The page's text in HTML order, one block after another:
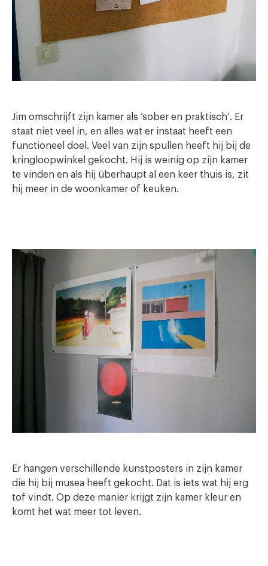
Jim omschrijft zijn kamer als ‘sober en praktisch’. Er
staat niet veel in, en alles wat er instaat heeft een
functioneel doel. Veel van zijn spullen heeft hij bij de
kringloopwinkel gekocht. Hij is weinig op zijn kamer
te vinden en als hij überhaupt al een keer thuis is, zit
hij meer in de woonkamer of keuken.
Er hangen verschillende kunstposters in zijn kamer
die hij bij musea heeft gekocht. Dat is iets wat hij erg
tof vindt. Op deze manier krijgt zijn kamer kleur en
komt het wat meer tot leven.